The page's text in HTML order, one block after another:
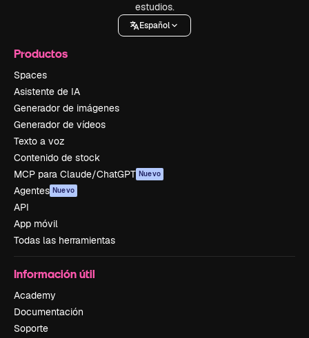
estudios.
Español
Productos
Spaces
Asistente de IA
Generador de imágenes
Generador de vídeos
Texto a voz
Contenido de stock
MCP para Claude/ChatGPT Nuevo
Agentes Nuevo
API
App móvil
Todas las herramientas
Información útil
Academy
Documentación
Soporte